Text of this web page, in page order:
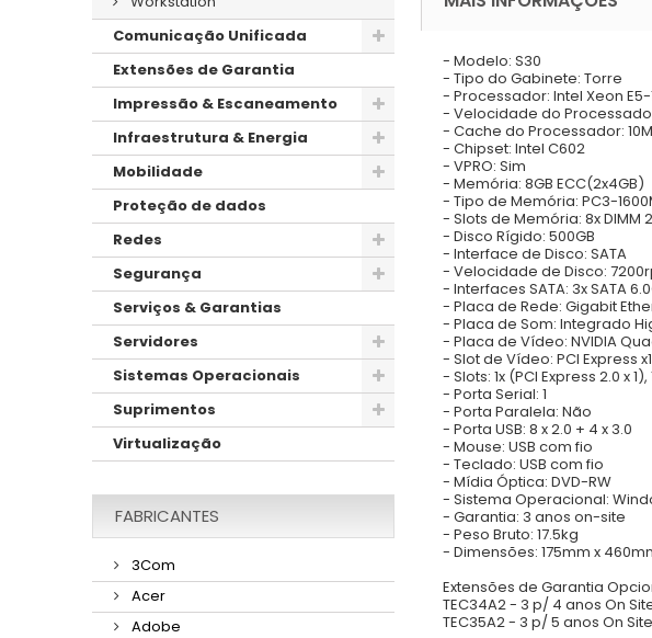
Comunicação Unificada
Extensões de Garantia
Impressão & Escaneamento
Infraestrutura & Energia
Mobilidade
Proteção de dados
Redes
Segurança
Serviços & Garantias
Servidores
Sistemas Operacionais
Suprimentos
Virtualização
FABRICANTES
3Com
Acer
Adobe
- Modelo: S30
- Tipo do Gabinete: Torre
- Processador: Intel Xeon E5-
- Velocidade do
- Cache do Processador:
- Chipset: Intel C602
- VPRO: Sim
- Memória: 8GB ECC(2x4GB)
- Tipo de Memória: PC3-
- Slots de Memória: 8x DIMM
- Disco Rígido: 500GB
- Interface de Disco: SATA
- Velocidade de Disco:
- Interfaces SATA: 3x SATA
- Placa de Rede: Gigabit
- Placa de Som: Integrado
- Placa de Vídeo: NVIDIA
- Slot de Vídeo: PCI Express
- Slots: 1x (PCI Express 2.0 x 1),
- Porta Serial: 1
- Porta Paralela: Não
- Porta USB: 8 x 2.0 + 4 x 3.0
- Mouse: USB com fio
- Teclado: USB com fio
- Mídia Óptica: DVD-RW
- Sistema Operacional:
- Garantia: 3 anos on-site
- Peso Bruto: 17.5kg
- Dimensões: 175mm x
Extensões de Garantia
TEC34A2 - 3 p/ 4 anos On
TEC35A2 - 3 p/ 5 anos On